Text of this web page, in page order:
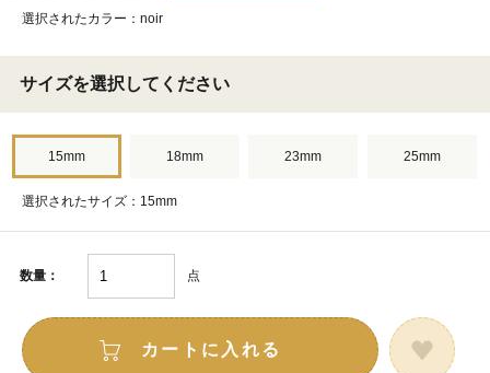
選択されたカラー：noir
サイズを選択してください
15mm 18mm 23mm 25mm
選択されたサイズ：15mm
数量： 点
カートに入れる